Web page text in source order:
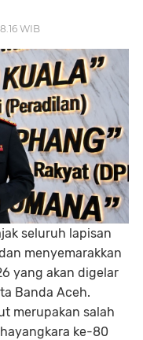
WIB
seluruh lapisan
menyemarakkan
yang akan digelar
Banda Aceh.
merupakan salah
ke-80